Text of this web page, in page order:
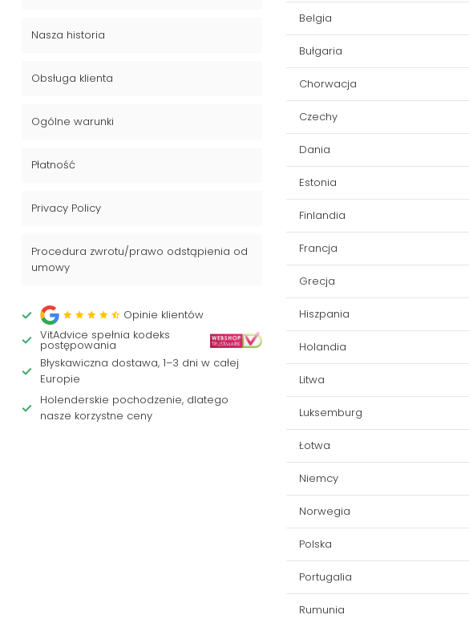
Nasza historia
Obsługa klienta
Ogólne warunki
Płatność
Privacy Policy
Procedura zwrotu/prawo odstąpienia od
umowy
Opinie klientów
VitAdvice spełnia kodeks
postępowania
Błyskawiczna dostawa, 1–3 dni w całej
Europie
Holenderskie pochodzenie, dlatego
nasze korzystne ceny
Belgia
Bułgaria
Chorwacja
Czechy
Dania
Estonia
Finlandia
Francja
Grecja
Hiszpania
Holandia
Litwa
Luksemburg
Łotwa
Niemcy
Norwegia
Polska
Portugalia
Rumunia